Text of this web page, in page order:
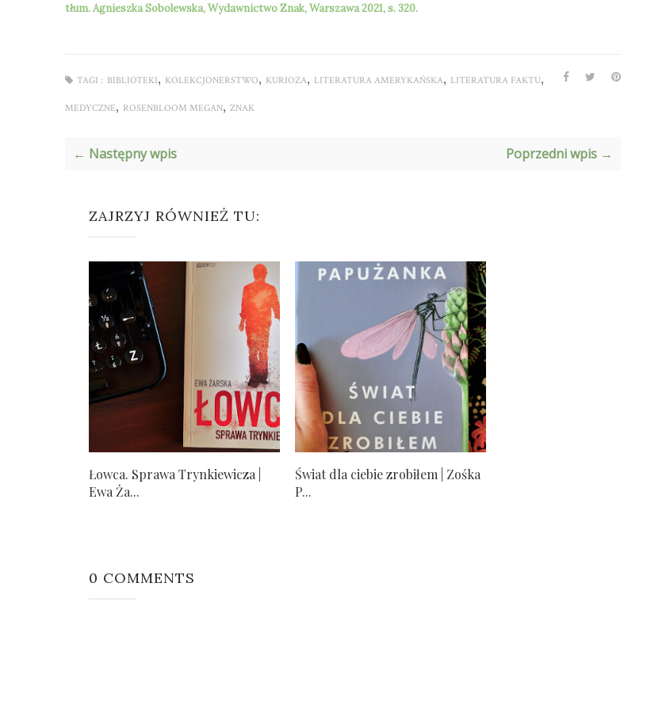
tłum.Agnieszka Sobolewska, Wydawnictwo Znak, Warszawa 2021, s. 320.
TAGI : BIBLIOTEKI, KOLEKCJONERSTWO, KURIOZA, LITERATURA AMERYKAŃSKA, LITERATURA FAKTU,
MEDYCZNE, ROSENBLOOM MEGAN, ZNAK
← Następny wpis Poprzedni wpis →
ZAJRZYJ RÓWNIEŻ TU:
Łowca. Sprawa Trynkiewicza |
Ewa Ża...
Świat dla ciebie zrobiłem | Zośka
P...
0 COMMENTS